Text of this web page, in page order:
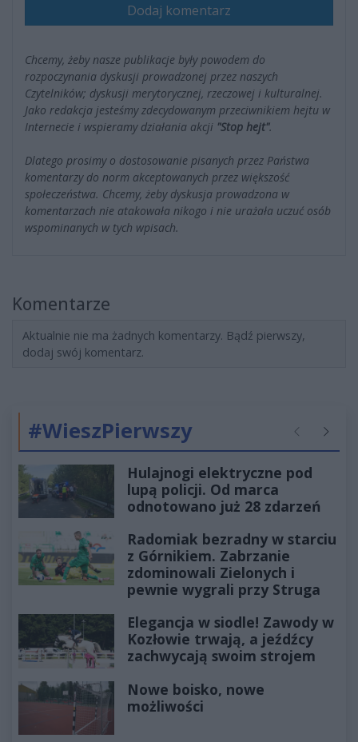
Dodaj komentarz
Chcemy, żeby nasze publikacje były powodem do
rozpoczynania dyskusji prowadzonej przez naszych
Czytelników; dyskusji merytorycznej, rzeczowej i kulturalnej.
Jako redakcja jesteśmy zdecydowanym przeciwnikiem hejtu w
Internecie i wspieramy działania akcji "Stop hejt".
Dlatego prosimy o dostosowanie pisanych przez Państwa
komentarzy do norm akceptowanych przez większość
społeczeństwa. Chcemy, żeby dyskusja prowadzona w
komentarzach nie atakowała nikogo i nie urażała uczuć osób
wspominanych w tych wpisach.
Komentarze
Aktualnie nie ma żadnych komentarzy. Bądź pierwszy,
dodaj swój komentarz.
#WieszPierwszy Poprzednie
Hulajnogi elektryczne pod
lupą policji. Od marca
odnotowano już 28 zdarzeń
Radomiak bezradny w starciu
z Górnikiem. Zabrzanie
zdominowali Zielonych i
pewnie wygrali przy Struga
Elegancja w siodle! Zawody w
Kozłowie trwają, a jeźdźcy
zachwycają swoim strojem
Nowe boisko, nowe
możliwości